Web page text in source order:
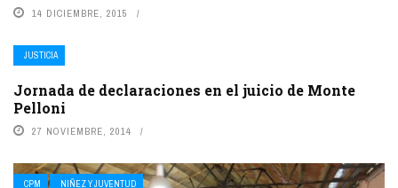
14 DICIEMBRE, 2015
JUSTICIA
Jornada de declaraciones en el juicio de Monte
Pelloni
27 NOVIEMBRE, 2014
CPM NIÑEZ Y JUVENTUD